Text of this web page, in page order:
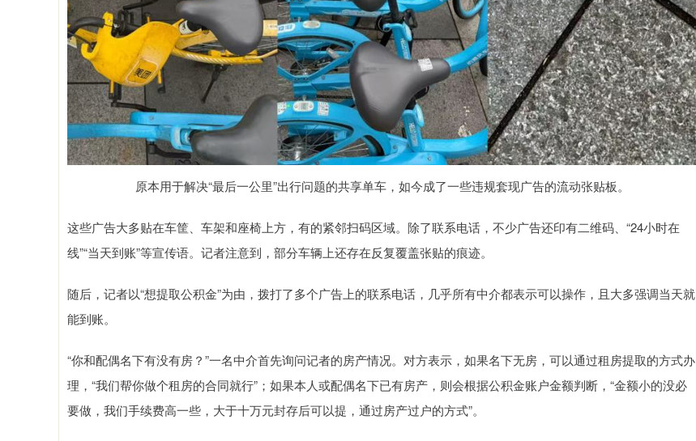
原本用于解决“最后一公里”出行问题的共享单车，如今成了一些违规套现广告的流动张贴板。
这些广告大多贴在车筐、车架和座椅上方，有的紧邻扫码区域。除了联系电话，不少广告还印有二维码、“24小时在
线”“当天到账”等宣传语。记者注意到，部分车辆上还存在反复覆盖张贴的痕迹。
随后，记者以“想提取公积金”为由，拨打了多个广告上的联系电话，几乎所有中介都表示可以操作，且大多强调当天就
能到账。
“你和配偶名下有没有房？”一名中介首先询问记者的房产情况。对方表示，如果名下无房，可以通过租房提取的方式办
理，“我们帮你做个租房的合同就行”；如果本人或配偶名下已有房产，则会根据公积金账户金额判断，“金额小的没必
要做，我们手续费高一些，大于十万元封存后可以提，通过房产过户的方式”。